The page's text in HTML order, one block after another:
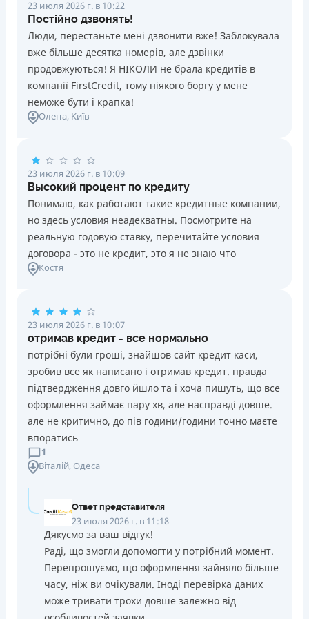
23 июля 2026 г. в 10:22
Постійно дзвонять!
Люди, перестаньте мені дзвонити вже! Заблокувала
вже більше десятка номерів, але дзвінки
продовжуються! Я НІКОЛИ не брала кредитів в
компанії FirstCredit, тому ніякого боргу у мене
неможе бути і крапка!
Олена, Київ
23 июля 2026 г. в 10:09
Высокий процент по кредиту
Понимаю, как работают такие кредитные компании,
но здесь условия неадекватны. Посмотрите на
реальную годовую ставку, перечитайте условия
договора - это не кредит, это я не знаю что
Костя
23 июля 2026 г. в 10:07
отримав кредит - все нормально
потрібні були гроші, знайшов сайт кредит каси,
зробив все як написано і отримав кредит. правда
підтвердження довго йшло та і хоча пишуть, що все
оформлення займає пару хв, але насправді довше.
але не критично, до пів години/години точно маєте
впоратись
1
Віталій, Одеса
Ответ представителя
23 июля 2026 г. в 11:18
Дякуємо за ваш відгук!
Раді, що змогли допомогти у потрібний момент.
Перепрошуємо, що оформлення зайняло більше
часу, ніж ви очікували. Іноді перевірка даних
може тривати трохи довше залежно від